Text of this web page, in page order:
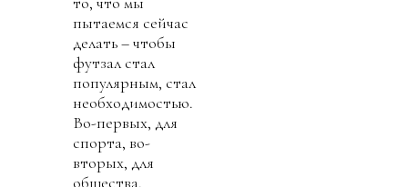
пытаемся сейчас
делать – чтобы
футзал стал
популярным, стал
необходимостью.
Во-первых, для
спорта, во-
вторых, для
общества.